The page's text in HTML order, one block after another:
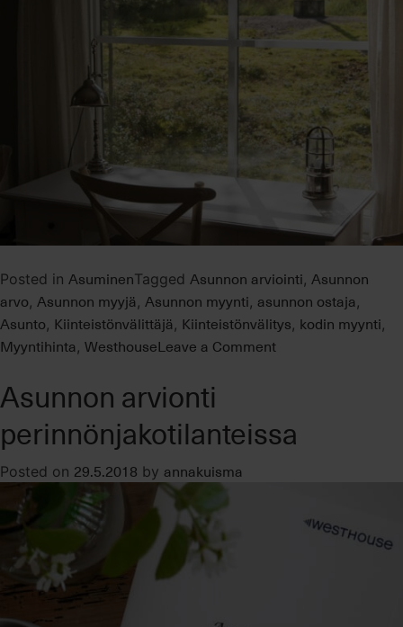
Posted in AsuminenTagged Asunnon arviointi, Asunnon
arvo, Asunnon myyjä, Asunnon myynti, asunnon ostaja,
Asunto, Kiinteistönvälittäjä, Kiinteistönvälitys, kodin myynti,
Myyntihinta, WesthouseLeave a Commenton
ikkuna
Asunnon arvionti
perinnönjakotilanteissa
Posted on 29.5.2018 by annakuisma